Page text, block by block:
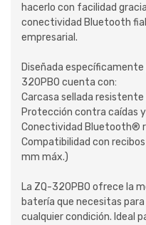
hacerlo con facilidad
conectividad Bluetooth
empresarial.
Diseñada
320PBO cuenta con:
Carcasa sellada
Protección contra caídas
Conectividad Bluetooth®
Compatibilidad con
mm máx.)
La ZQ-320PBO ofrece la
batería que necesitas
cualquier condición. Ideal